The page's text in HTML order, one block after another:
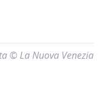
© La Nuova Venezia